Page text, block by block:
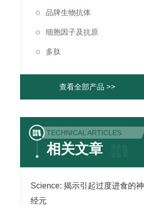
品牌生物抗体
细胞因子及抗原
多肽
查看全部产品 >>
TECHNICAL ARTICLES
相关文章
Science: 揭示引起过度进食的神
经元